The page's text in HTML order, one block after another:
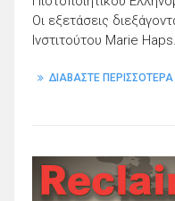
Οι εξετάσεις
Ινστιτούτου Marie Haps.
ΔΙΑΒΑΣΤΕ ΠΕΡΙΣΣΟΤΕΡΑ